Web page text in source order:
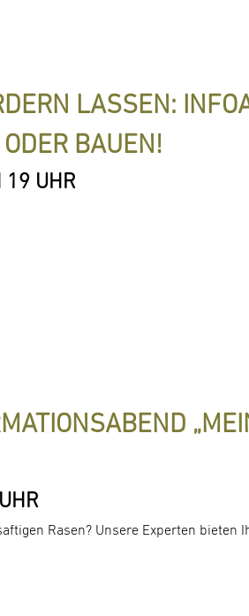
LASSEN:
BAUEN!
19 UHR
Rasen? Unsere Experten bieten